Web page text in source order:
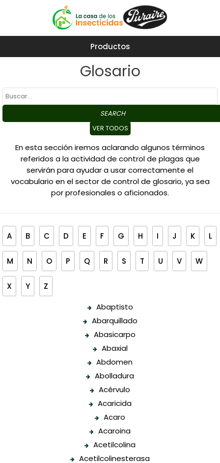
Productos
Glosario
SEARCH
VER TODOS
En esta sección iremos aclarando algunos términos
referidos a la actividad de control de plagas que
servirán para ayudar a usar correctamente el
vocabulario en el sector de control de glosario, ya sea
por profesionales o aficionados.
A B C D E F G H I J K L
M N O P Q R S T U V W
X Y
Z
Abaptisto
Abarquillado
Abasicarpo
Abaxial
Abdomen
Abolladura
Acérvulo
Acaricida
Acaro
Acaroina
Acetilcolina
Acetilcolinesterasa